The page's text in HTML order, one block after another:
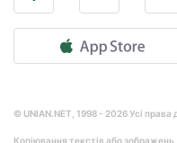
© UNIAN.NET, 1998 - 2026 Усі права
Копіювання текстів або